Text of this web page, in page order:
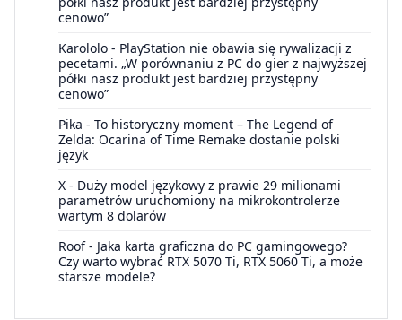
cenowo”
Karololo - PlayStation nie obawia się rywalizacji z
pecetami. „W porównaniu z PC do gier z najwyższej
półki nasz produkt jest bardziej przystępny
cenowo”
Pika - To historyczny moment – The Legend of
Zelda: Ocarina of Time Remake dostanie polski
język
X - Duży model językowy z prawie 29 milionami
parametrów uruchomiony na mikrokontrolerze
wartym 8 dolarów
Roof- Jaka karta graficzna do PC gamingowego?
Czy warto wybrać RTX 5070 Ti, RTX 5060 Ti, a może
starsze modele?